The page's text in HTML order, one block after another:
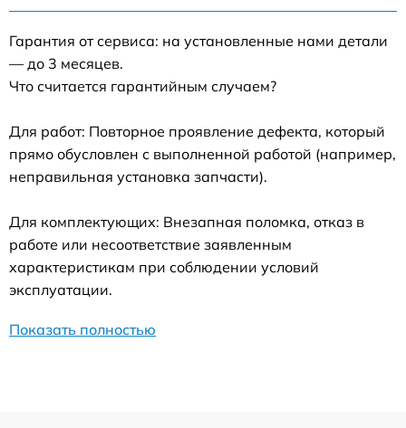
Гарантия от сервиса: на установленные нами детали
— до 3 месяцев.
Что считается гарантийным случаем?
Для работ: Повторное проявление дефекта, который
прямо обусловлен с выполненной работой (например,
неправильная установка запчасти).
Для комплектующих: Внезапная поломка, отказ в
работе или несоответствие заявленным
характеристикам при соблюдении условий
эксплуатации.
Показать полностью